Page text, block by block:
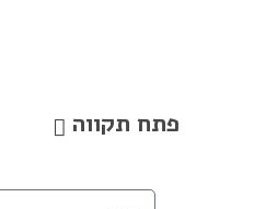
פתח תקווה